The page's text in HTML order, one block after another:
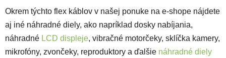
Okrem týchto flex káblov v našej ponuke na e-shope nájdete
aj iné náhradné diely, ako napríklad dosky nabíjania,
náhradné LCD displeje, vibračné motorčeky, sklíčka kamery,
mikrofóny, zvončeky, reproduktory a ďalšie náhradné diely